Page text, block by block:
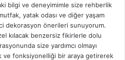
bilgi ve deneyimimle size rehberlik
yatak odası ve diğer yaşam
dekorasyon önerileri sunuyorum.
kılacak benzersiz fikirlerle dolu
size yardımcı olmayı
ve fonksiyonelliği bir araya getirerek